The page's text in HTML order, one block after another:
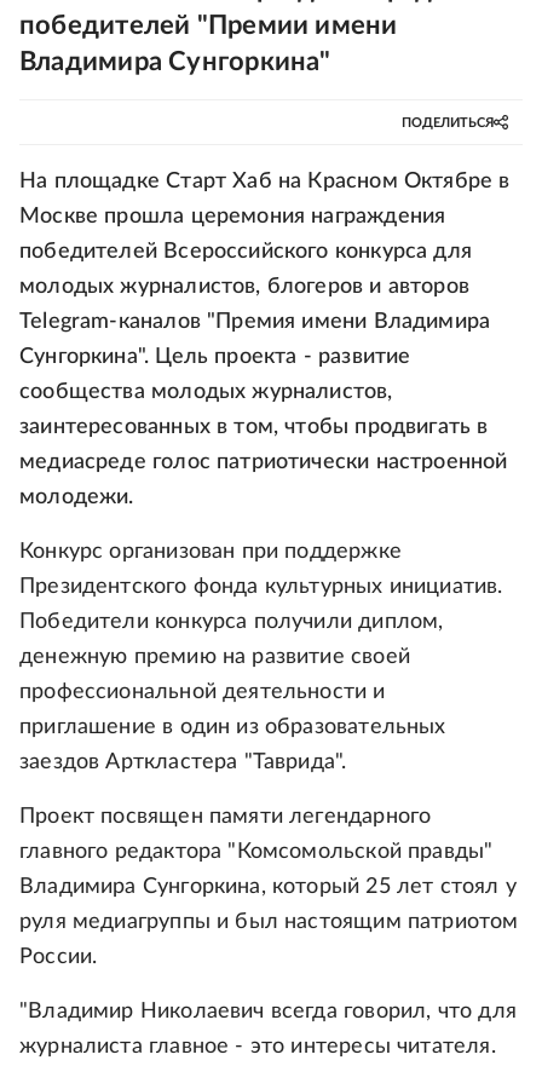
победителей "Премии имени
Владимира Сунгоркина"
ПОДЕЛИТЬСЯ
На площадке Старт Хаб на Красном Октябре в
Москве прошла церемония награждения
победителей Всероссийского конкурса для
молодых журналистов, блогеров и авторов
Telegram-каналов "Премия имени Владимира
Сунгоркина". Цель проекта - развитие
сообщества молодых журналистов,
заинтересованных в том, чтобы продвигать в
медиасреде голос патриотически настроенной
молодежи.
Конкурс организован при поддержке
Президентского фонда культурных инициатив.
Победители конкурса получили диплом,
денежную премию на развитие своей
профессиональной деятельности и
приглашение в один из образовательных
заездов Арткластера "Таврида".
Проект посвящен памяти легендарного
главного редактора "Комсомольской правды"
Владимира Сунгоркина, который 25 лет стоял у
руля медиагруппы и был настоящим патриотом
России.
"Владимир Николаевич всегда говорил, что для
журналиста главное - это интересы читателя.